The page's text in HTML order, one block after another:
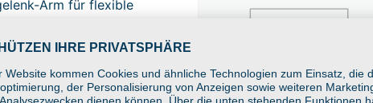
Verbindungsarm
B-Kugel (1,0″) –